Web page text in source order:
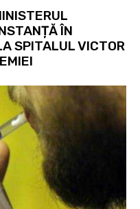
ÎN
SPITALUL VICTOR